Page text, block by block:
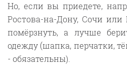
Но, если вы приедете,
Ростова-на-Дону, Сочи или
помёрзнуть, а лучше
одежду (шапка, перчатки,
- обязательны).